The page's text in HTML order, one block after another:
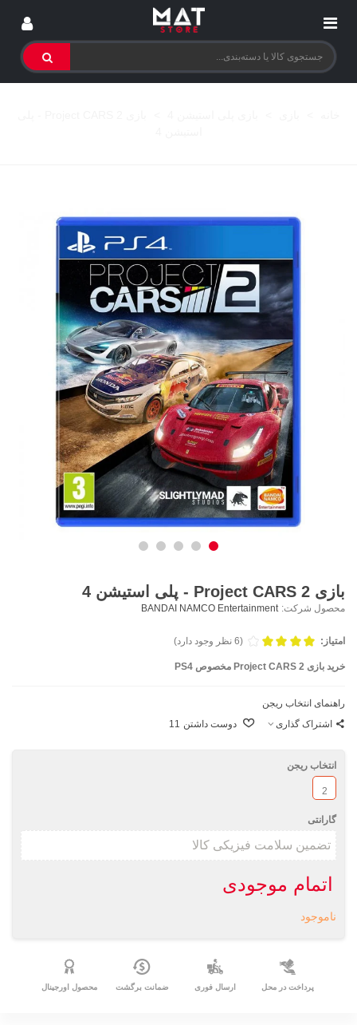
بازی Project CARS 2 - پلی استیشن 4
محصول شرکت: BANDAI NAMCO Entertainment
امتیاز: (6 نظر وجود دارد)
خرید بازی Project CARS 2 مخصوص PS4
راهنمای انتخاب ریجن
اشتراک گذاری
دوست داشتن 11
انتخاب ریجن
2
گارانتی
اتمام موجودی
ناموجود
پرداخت در محل ارسال فوری ضمانت برگشت محصول اورجینال